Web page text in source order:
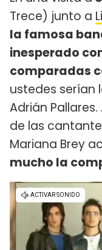
Trece) junto a
la famosa
inesperado
comparadas
ustedes serían
Adrián
de las
Mariana Brey
mucho la